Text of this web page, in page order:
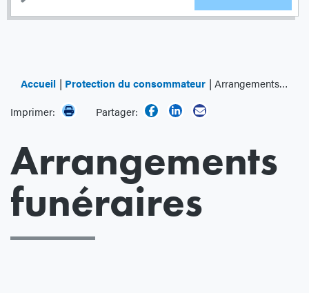
Accueil Protection du consommateur
Arrangements funéraires
Imprimer:
Partager:
Arrangements
funéraires